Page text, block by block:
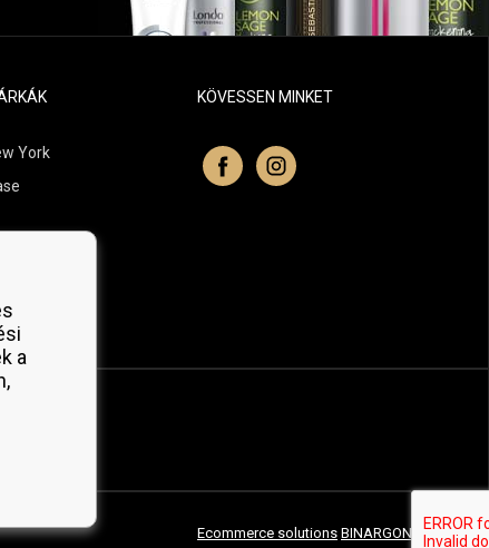
York
KÖVESSEN MINKET
Ecommerce solutions BINARGON.cz
a